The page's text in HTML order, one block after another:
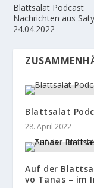
Blattsalat Podcast
Nachrichten aus
24.04.2022
Blattsalat
28. April 2022
Auf der
vo Tanas – im